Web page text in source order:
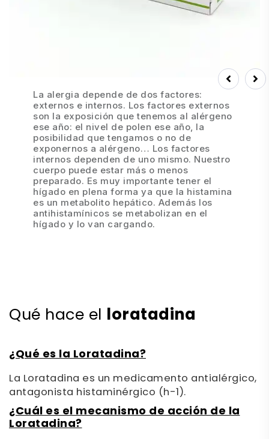
Prev
La alergia depende de dos factores:
externos e internos. Los factores externos
son la exposición que tenemos al alérgeno
ese año: el nivel de polen ese año, la
posibilidad que tengamos o no de
exponernos a alérgeno… Los factores
internos dependen de uno mismo. Nuestro
cuerpo puede estar más o menos
preparado. Es muy importante tener el
hígado en plena forma ya que la histamina
es un metabolito hepático. Además los
antihistamínicos se metabolizan en el
hígado y lo van cargando.
Next
Qué hace el loratadina
¿Qué es la Loratadina?
La Loratadina es un medicamento antialérgico,
antagonista histaminérgico (h-1).
¿Cuál es el mecanismo de acción de la
Loratadina?